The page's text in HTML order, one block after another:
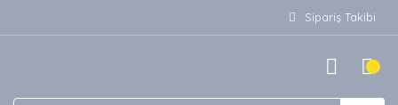
Sipariş Takibi